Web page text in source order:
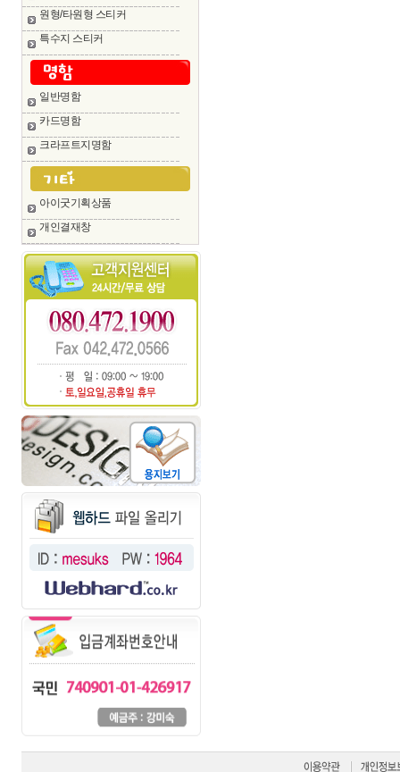
원형/타원형 스티커
특수지 스티커
일반명함
카드명함
크라프트지명함
아이굿기획상품
개인결재창